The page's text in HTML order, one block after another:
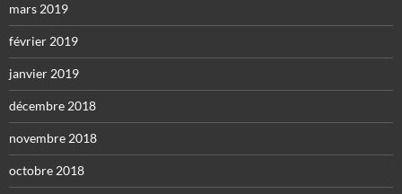
mars 2019
février 2019
janvier 2019
décembre 2018
novembre 2018
octobre 2018